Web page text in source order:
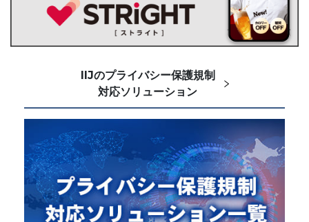
IIJのプライバシー保護規制
対応ソリューション